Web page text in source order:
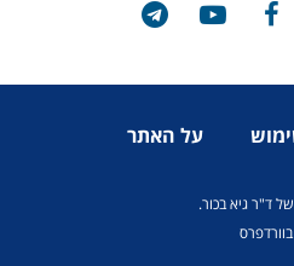
על האתר
ד"ר גיא בכור.